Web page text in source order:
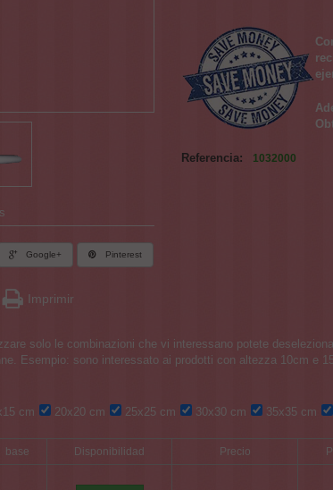
Google+ Pinterest
Imprimir
Referencia: 1032000
cm 20x20 cm 25x25 cm 30x30 cm 35x35 cm
base Disponibilidad Precio